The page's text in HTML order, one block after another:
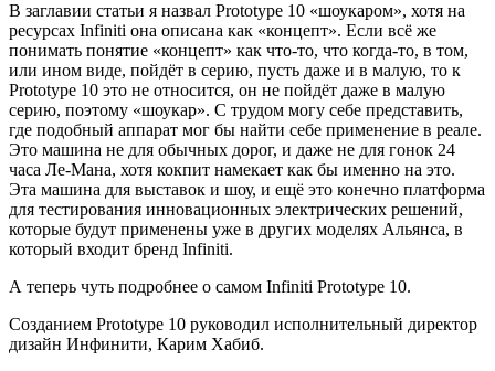
В заглавии статьи я назвал Prototype 10 «шоукаром», хотя на
ресурсах Infiniti она описана как «концепт». Если всё же
понимать понятие «концепт» как что-то, что когда-то, в том,
или ином виде, пойдёт в серию, пусть даже и в малую, то к
Prototype 10 это не относится, он не пойдёт даже в малую
серию, поэтому «шоукар». С трудом могу себе представить,
где подобный аппарат мог бы найти себе применение в реале.
Это машина не для обычных дорог, и даже не для гонок 24
часа Ле-Мана, хотя кокпит намекает как бы именно на это.
Эта машина для выставок и шоу, и ещё это конечно платформа
для тестирования инновационных электрических решений,
которые будут применены уже в других моделях Альянса, в
который входит бренд Infiniti.
А теперь чуть подробнее о самом Infiniti Prototype 10.
Созданием Prototype 10 руководил исполнительный директор
дизайн Инфинити, Карим Хабиб.